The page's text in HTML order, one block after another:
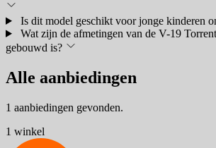
Is dit model geschikt voor jonge kinderen
Wat zijn de afmetingen van de V-19
gebouwd is?
Alle aanbiedingen
1 aanbiedingen gevonden.
1 winkel